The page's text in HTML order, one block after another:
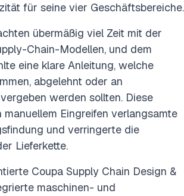
für seine vier Geschäftsbereiche.
übermäßig viel Zeit mit der
Chain-Modellen, und dem
eine klare Anleitung, welche
abgelehnt oder an
werden sollten. Diese
Eingreifen verlangsamte
und verringerte die
Lieferkette.
Coupa Supply Chain Design &
maschinen- und